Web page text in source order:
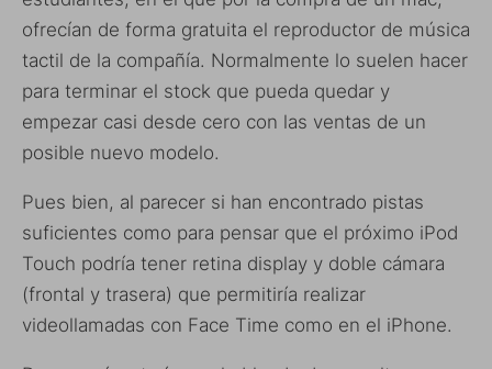
ofrecían de forma gratuita el reproductor de música
tactil de la compañía. Normalmente lo suelen hacer
para terminar el stock que pueda quedar y
empezar casi desde cero con las ventas de un
posible nuevo modelo.
Pues bien, al parecer si han encontrado pistas
suficientes como para pensar que el próximo iPod
Touch podría tener retina display y doble cámara
(frontal y trasera) que permitiría realizar
videollamadas con Face Time como en el iPhone.